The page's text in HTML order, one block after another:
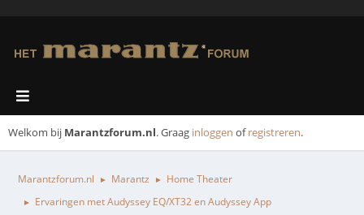
Welkom bij Marantzforum.nl. Graag inloggen ofregistreren.
Marantzforum.nl ► Marantz ► Home Theater
► Ervaringen met Audyssey EQ/XT32 en Audyssey App